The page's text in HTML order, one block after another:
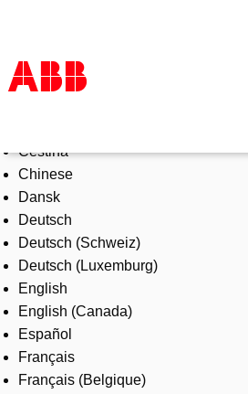
Products & Solutions
Industries
Services
About us
Where to buy
Contact us
Careers
Čeština
Chinese
Dansk
Deutsch
Deutsch (Schweiz)
Deutsch (Luxemburg)
English
English (Canada)
Español
Français
Français (Belgique)